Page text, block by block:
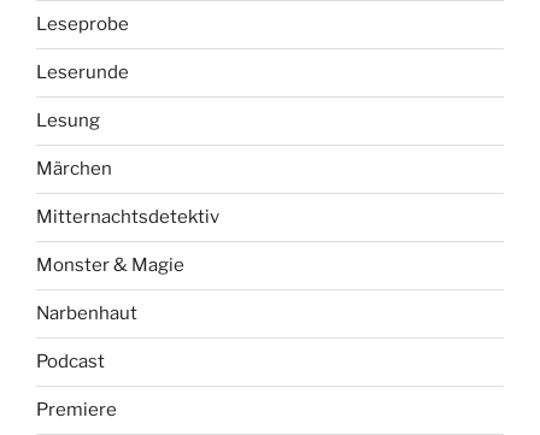
Leseprobe
Leserunde
Lesung
Märchen
Mitternachtsdetektiv
Monster & Magie
Narbenhaut
Podcast
Premiere